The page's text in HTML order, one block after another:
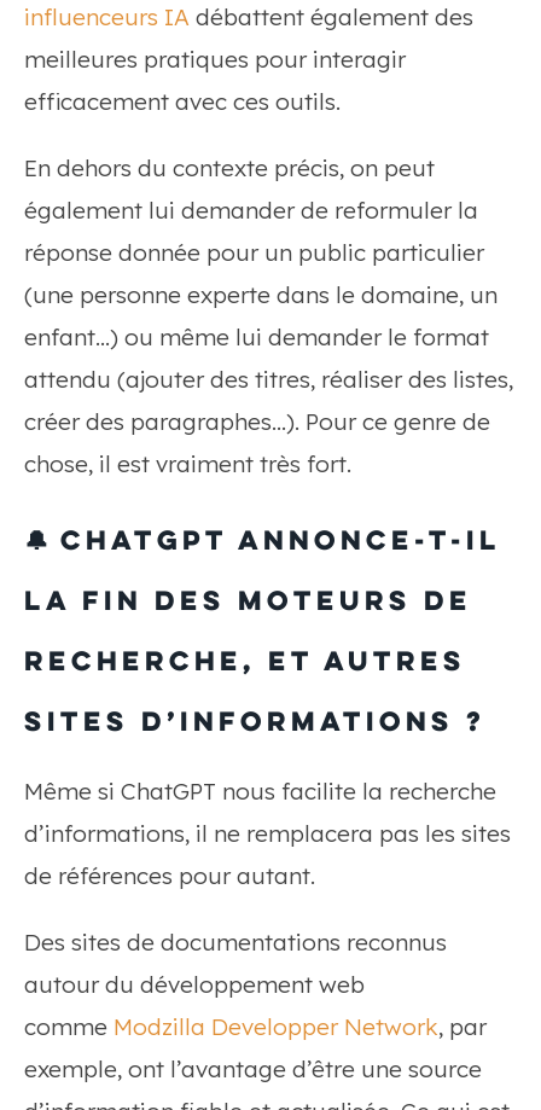
influenceurs IA débattent également des
meilleures pratiques pour interagir
efficacement avec ces outils.
En dehors du contexte précis, on peut
également lui demander de reformuler la
réponse donnée pour un public particulier
(une personne experte dans le domaine, un
enfant…) ou même lui demander le format
attendu (ajouter des titres, réaliser des listes,
créer des paragraphes…). Pour ce genre de
chose, il est vraiment très fort.
🔔 ChatGPT annonce-t-il
la fin des moteurs de
recherche, et autres
sites d’informations ?
Même si ChatGPT nous facilite la recherche
d’informations, il ne remplacera pas les sites
de références pour autant.
Des sites de documentations reconnus
autour du développement web
comme Modzilla Developper Network, par
exemple, ont l’avantage d’être une source